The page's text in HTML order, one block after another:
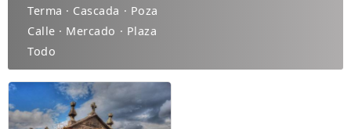
Terma · Cascada · Poza
Calle · Mercado · Plaza
Todo